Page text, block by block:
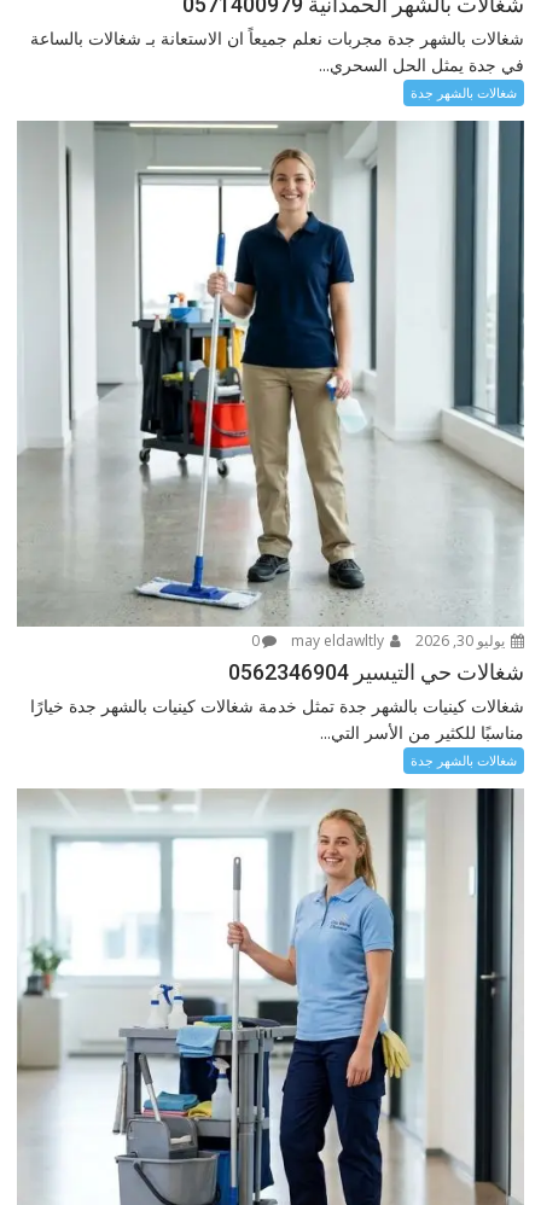
شغالات بالشهر جدة مجربات نعلم جميعاً ان الاستعانة بـ شغالات بالساعة
في جدة يمثل الحل السحري...
شغالات بالشهر جدة
يوليو 30, 2026 may eldawltly
0
شغالات حي التيسير 0562346904
شغالات كينيات بالشهر جدة تمثل خدمة شغالات كينيات بالشهر جدة خيارًا
مناسبًا للكثير من الأسر التي...
شغالات بالشهر جدة